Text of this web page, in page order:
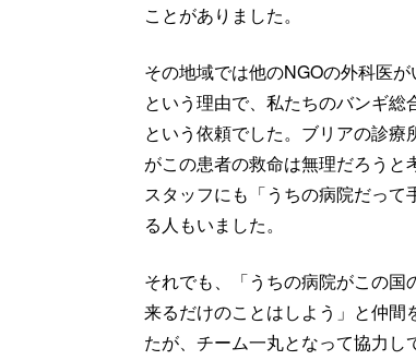
ことがありました。
その地域では他のNGOの外科医
という理由で、私たちのバンギ総
という依頼でした。ブリアの診療
がこの患者の救命は無理だろうと
スタッフにも「うちの病院だって
る人もいました。
それでも、「うちの病院がこの
来るだけのことはしよう」と仲間
たが、チーム一丸となって協力し